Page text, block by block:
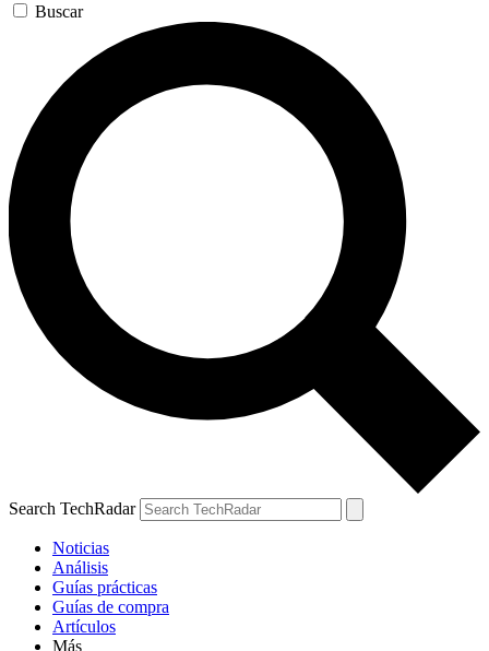
Buscar
Search TechRadar
Noticias
Análisis
Guías prácticas
Guías de compra
Artículos
Más